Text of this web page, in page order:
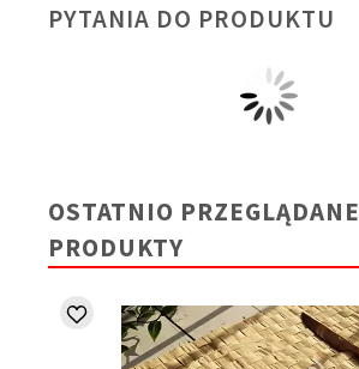
PYTANIA DO PRODUKTU
OSTATNIO PRZEGLĄDANE
PRODUKTY